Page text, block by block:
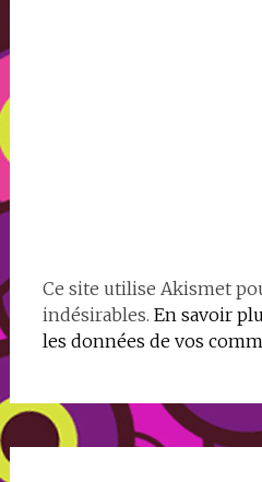
Ce site utilise Akismet
indésirables. En savoir
les données de vos